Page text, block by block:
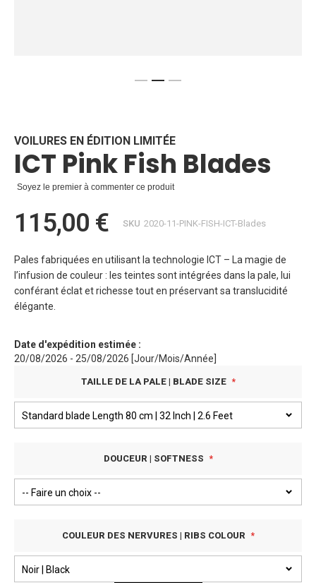
beginning
of
the
images
VOILURES EN ÉDITION LIMITÉE
ICT Pink Fish Blades
Soyez le premier à commenter ce produit
115,00 € SKU 2020-11-PINK-FISH-ICT-Blades
Pales fabriquées en utilisant la technologie ICT – La magie de
l’infusion de couleur : les teintes sont intégrées dans la pale, lui
conférant éclat et richesse tout en préservant sa translucidité
élégante.
Date d'expédition estimée :
20/08/2026 - 25/08/2026 [Jour/Mois/Année]
TAILLE DE LA PALE | BLADE SIZE
DOUCEUR | SOFTNESS
COULEUR DES NERVURES | RIBS COLOUR